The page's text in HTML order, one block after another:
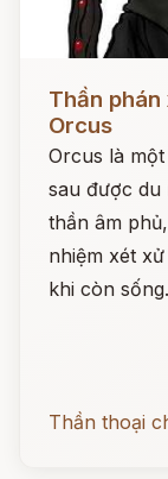
Đọc ngay
Thần
Orcus
Orcus là
sau được du
thần âm
nhiệm xét
khi còn sống.
Thần thoại